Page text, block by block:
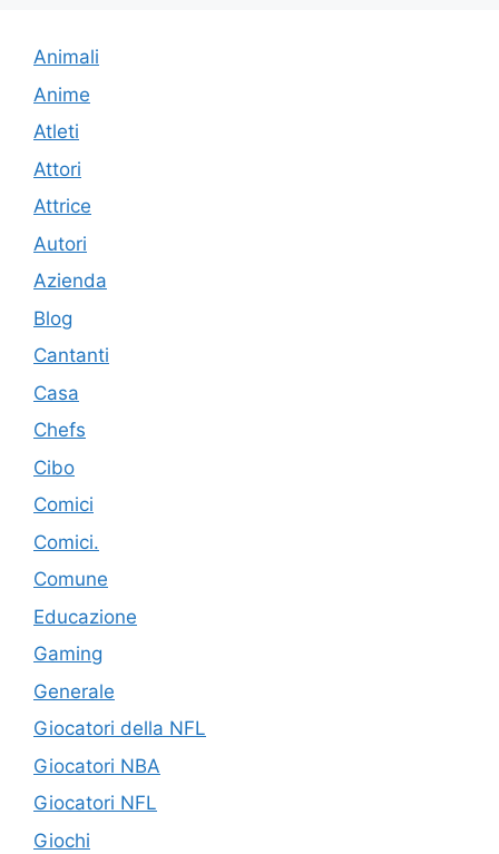
Animali
Anime
Atleti
Attori
Attrice
Autori
Azienda
Blog
Cantanti
Casa
Chefs
Cibo
Comici
Comici.
Comune
Educazione
Gaming
Generale
Giocatori della NFL
Giocatori NBA
Giocatori NFL
Giochi